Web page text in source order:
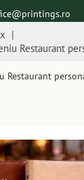
|
Restaurant
Restaurant